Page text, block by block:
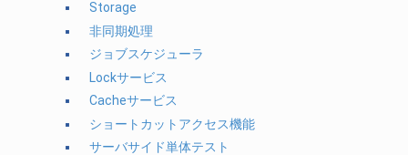
Storage
非同期処理
ジョブスケジューラ
Lockサービス
Cacheサービス
ショートカットアクセス機能
サーバサイド単体テスト